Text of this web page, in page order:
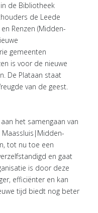
de Bibliotheek
de Leede
Renzen (Midden-
gemeenten
is voor de nieuwe
De Plataan staat
van de geest.
het samengaan van
Maassluis|Midden-
tot nu toe een
en gaat
is door deze
efficiënter en kan
tijd biedt nog beter